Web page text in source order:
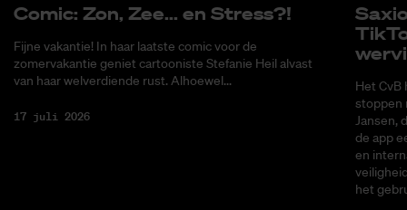
Co­mic: Zon, Zee... en Stress?!
Fijne vakantie! In haar laatste comic voor de
zomervakantie geniet cartooniste Stefanie Heil alvast
van haar welverdiende rust. Alhoewel...
17 juli 2026
Het CvB
stoppen
Jansen,
de app
en
het